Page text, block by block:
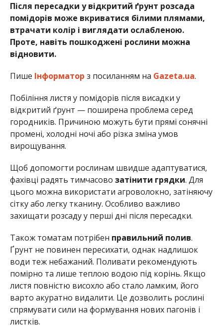
Після пересадки у відкритий ґрунт розсада
помідорів може вкриватися білими плямами,
втрачати колір і виглядати ослабленою.
Проте, навіть пошкоджені рослини можна
відновити.
Пише Інформатор з посиланням на Gazeta.ua.
Побіління листя у помідорів після висадки у
відкритий ґрунт — поширена проблема серед
городників. Причиною можуть бути прямі сонячні
промені, холодні ночі або різка зміна умов
вирощування.
Щоб допомогти рослинам швидше адаптуватися,
фахівці радять тимчасово затінити грядки. Для
цього можна використати агроволокно, затіняючу
сітку або легку тканину. Особливо важливо
захищати розсаду у перші дні після пересадки.
Також томатам потрібен правильний полив.
Ґрунт не повинен пересихати, однак надлишок
води теж небажаний. Поливати рекомендують
помірно та лише теплою водою під корінь. Якщо
листя повністю висохло або стало ламким, його
варто акуратно видалити. Це дозволить рослині
спрямувати сили на формування нових пагонів і
листків.